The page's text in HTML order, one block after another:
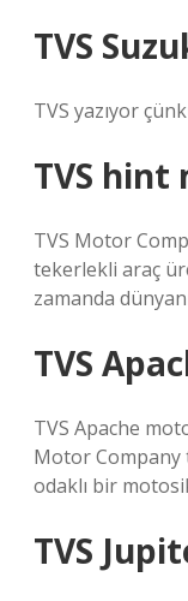
TVS
TVS yazıyor
TVS hint
TVS Motor
tekerlekli araç
zamanda
TVS
TVS Apache
Motor
odaklı bir
TVS